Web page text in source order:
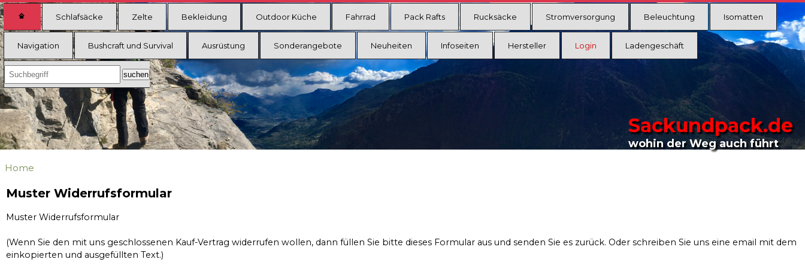
Schlafsäcke Zelte Bekleidung Outdoor Küche Fahrrad Pack Rafts Rucksäcke Stromversorgung Beleuchtung Isomatten
Navigation Bushcraft und Survival Ausrüstung Sonderangebote Neuheiten Infoseiten Hersteller Login Ladengeschäft
Sackundpack.de
wohin der Weg auch führt
Home
Muster Widerrufsformular
Muster Widerrufsformular
(Wenn Sie den mit uns geschlossenen Kauf-Vertrag widerrufen wollen, dann füllen Sie bitte dieses Formular aus und senden Sie es zurück. Oder schreiben Sie uns eine email mit dem
einkopierten und ausgefüllten Text.)